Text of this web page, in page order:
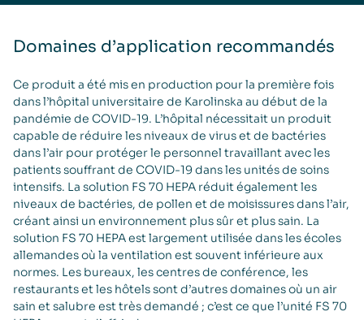
Domaines d’application recommandés
Ce produit a été mis en production pour la première fois
dans l’hôpital universitaire de Karolinska au début de la
pandémie de COVID-19. L’hôpital nécessitait un produit
capable de réduire les niveaux de virus et de bactéries
dans l’air pour protéger le personnel travaillant avec les
patients souffrant de COVID-19 dans les unités de soins
intensifs. La solution FS 70 HEPA réduit également les
niveaux de bactéries, de pollen et de moisissures dans l’air,
créant ainsi un environnement plus sûr et plus sain. La
solution FS 70 HEPA est largement utilisée dans les écoles
allemandes où la ventilation est souvent inférieure aux
normes. Les bureaux, les centres de conférence, les
restaurants et les hôtels sont d’autres domaines où un air
sain et salubre est très demandé ; c’est ce que l’unité FS 70